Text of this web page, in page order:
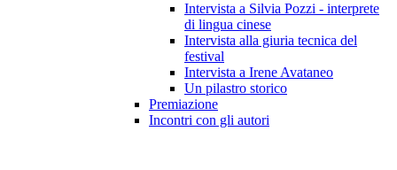
Intervista a Silvia Pozzi - interprete
di lingua cinese
Intervista alla giuria tecnica del
festival
Intervista a Irene Avataneo
Un pilastro storico
Premiazione
Incontri con gli autori